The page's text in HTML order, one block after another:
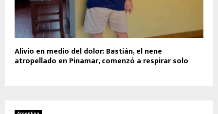
Alivio en medio del dolor: Bastián, el nene
atropellado en Pinamar, comenzó a respirar solo